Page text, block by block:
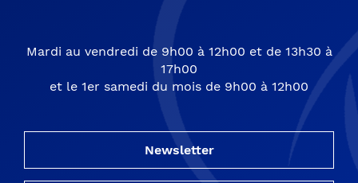
Mardi au vendredi de 9h00 à 12h00 et de 13h30 à
17h00
et le 1er samedi du mois de 9h00 à 12h00
Newsletter